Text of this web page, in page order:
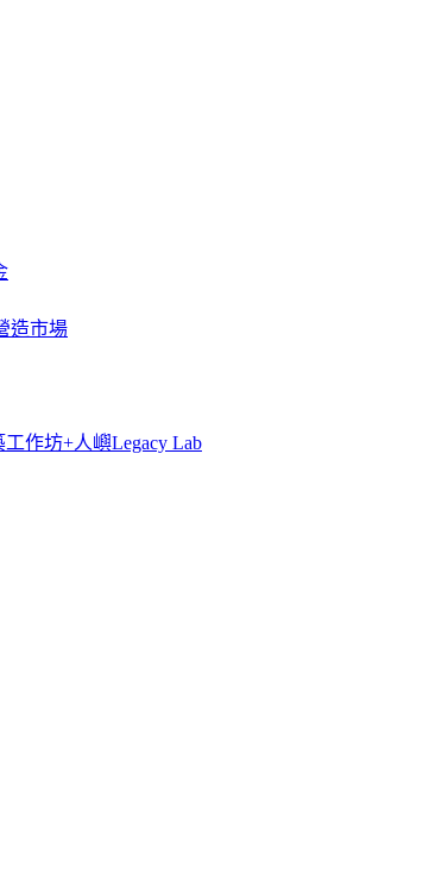
造市場
作坊+人嶼Legacy Lab